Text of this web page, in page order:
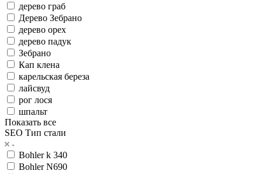
дерево граб
Дерево Зебрано
дерево орех
дерево падук
Зебрано
Кап клена
карельская береза
лайсвуд
рог лося
шпальт
Показать все
SEO Тип стали
Bohler k 340
Bohler N690